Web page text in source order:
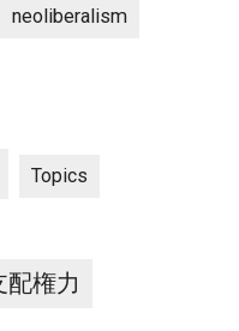
neoliberalism
Topics
配権力